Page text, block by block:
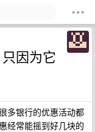
因为它
多银行的优惠活动都
经常能摇到好几块的